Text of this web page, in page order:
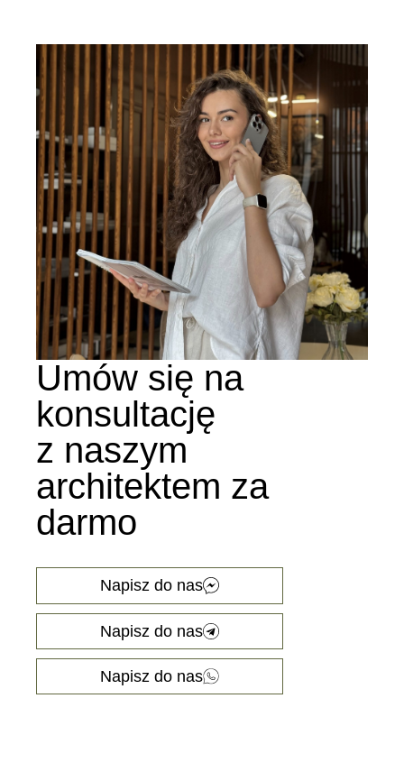
Umów się na
konsultację
z naszym
architektem za
darmo
Napisz do nas
Napisz do nas
Napisz do nas